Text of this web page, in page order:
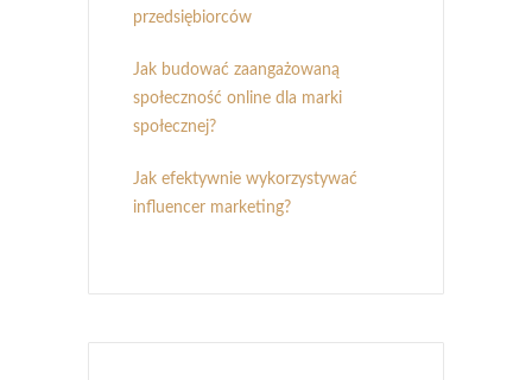
przedsiębiorców
Jak budować zaangażowaną
społeczność online dla marki
społecznej?
Jak efektywnie wykorzystywać
influencer marketing?